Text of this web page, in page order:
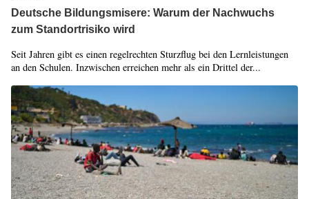
Deutsche Bildungsmisere: Warum der Nachwuchs
zum Standortrisiko wird
Seit Jahren gibt es einen regelrechten Sturzflug bei den Lernleistungen
an den Schulen. Inzwischen erreichen mehr als ein Drittel der...